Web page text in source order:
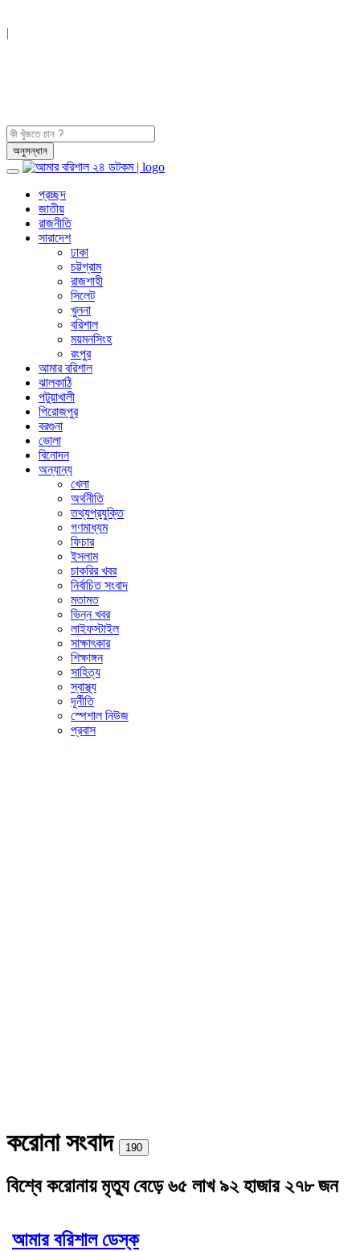
|
প্রচ্ছদ
জাতীয়
রাজনীতি
সারাদেশ
ঢাকা
চট্টগ্রাম
রাজশাহী
সিলেট
খুলনা
বরিশাল
ময়মনসিংহ
রংপুর
আমার বরিশাল
ঝালকাঠি
পটুয়াখালী
পিরোজপুর
বরগুনা
ভোলা
বিনোদন
অন্যান্য
খেলা
অর্থনীতি
তথ্যপ্রযুক্তি
গণমাধ্যম
ফিচার
ইসলাম
চাকরির খবর
নির্বাচিত সংবাদ
মতামত
ভিন্ন খবর
লাইফস্টাইল
সাক্ষাৎকার
শিক্ষাঙ্গন
সাহিত্য
স্বাস্থ্য
দূর্নীতি
স্পেশাল নিউজ
প্রবাস
করোনা সংবাদ 190
বিশ্বে করোনায় মৃত্যু বেড়ে ৬৫ লাখ ৯২ হাজার ২৭৮ জন
আমার বরিশাল ডেস্ক